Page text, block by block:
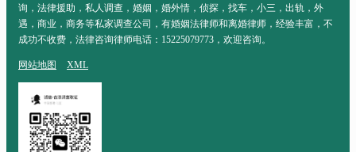
询，法律援助，私人调查，婚姻，婚外情，侦探，找车，小三，出轨，外
遇，商业，商务等私家调查公司，有婚姻法律师和离婚律师，经验丰富，不
成功不收费，法律咨询律师电话：15225079773，欢迎咨询。
网站地图 XML